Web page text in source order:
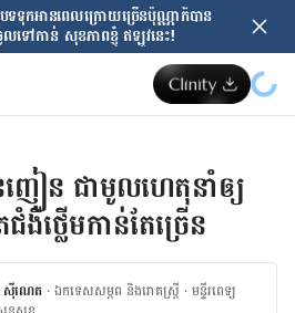
ទទុកអានពេលក្រោយ​ច្រើនប៉ុណ្ណាក៏បាន
ទៅកាន់ សុខភាពខ្ញុំ ឥឡូវនេះ!
ញៀន ជា​មូល​ហេតុ​នាំ​ឲ្យ​
ងឺ​ថ្លើម​កាន់​តែ​ច្រើន
ស៊ីណេត ·ឯកទេសសម្ភព និងរោគស្ត្រី ·ម​ន្ទីរពេទ្យ